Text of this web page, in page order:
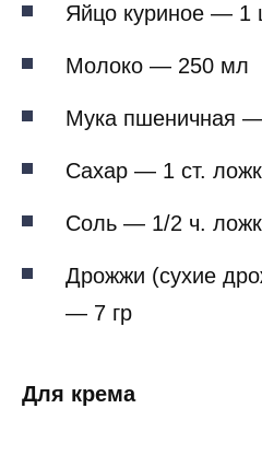
Яйцо куриное — 1
Молоко — 250 мл
Мука пшеничная
Сахар — 1 ст.
Соль — 1/2 ч.
Дрожжи (сухие
— 7 гр
Для крема